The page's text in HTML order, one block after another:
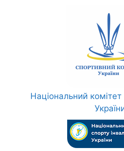
Національний комітет